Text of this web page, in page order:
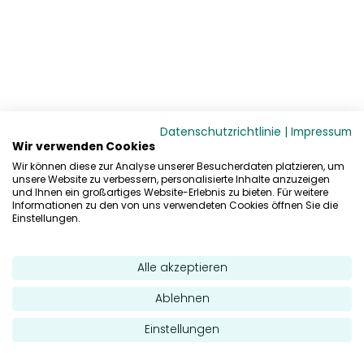
Datenschutzrichtlinie | Impressum
Wir verwenden Cookies
Wir können diese zur Analyse unserer Besucherdaten platzieren, um
unsere Website zu verbessern, personalisierte Inhalte anzuzeigen
und Ihnen ein großartiges Website-Erlebnis zu bieten. Für weitere
Informationen zu den von uns verwendeten Cookies öffnen Sie die
Einstellungen.
Alle akzeptieren
Ablehnen
Einstellungen